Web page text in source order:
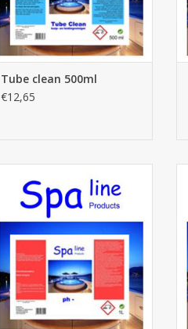
Tube clean 500ml
€12,65
AJOUTER AU PANIER